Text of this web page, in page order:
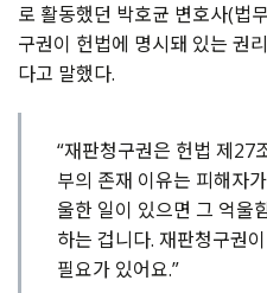
로 활동했던 박호균 변호사(법
구권이 헌법에 명시돼 있는 권
다고 말했다.
“재판청구권은 헌법 제27
부의 존재 이유는 피해자
울한 일이 있으면 그 억울
하는 겁니다. 재판청구권
필요가 있어요.”